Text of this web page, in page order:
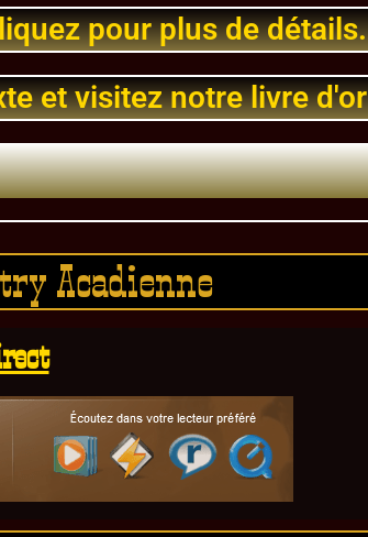
pour plus de détails.
et visitez notre livre d'or
Acadienne